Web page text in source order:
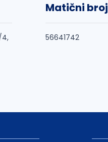
4,
Matični broj
56641742